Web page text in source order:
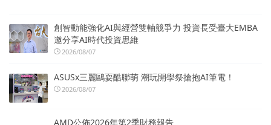
創智動能強化AI與經營雙軸競爭力 投資長受臺大EMBA
邀分享AI時代投資思維
2026/08/07
ASUSx三麗鷗耍酷聯萌 潮玩開學祭搶抱AI筆電！
2026/08/07
AMD公佈2026年第2季財務報告